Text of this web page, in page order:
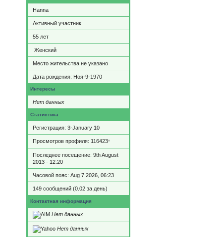
Hanna
Активный участник
55 лет
Женский
Место жительства не указано
Дата рождения: Ноя-9-1970
Интересы
Нет данных
Статистика
Регистрация: 3-January 10
Просмотров профиля: 116423*
Последнее посещение: 9th August
2013 - 12:20
Часовой пояс: Aug 7 2026, 06:23
149 сообщений (0.02 за день)
Контактная информация
Нет данных
Нет данных